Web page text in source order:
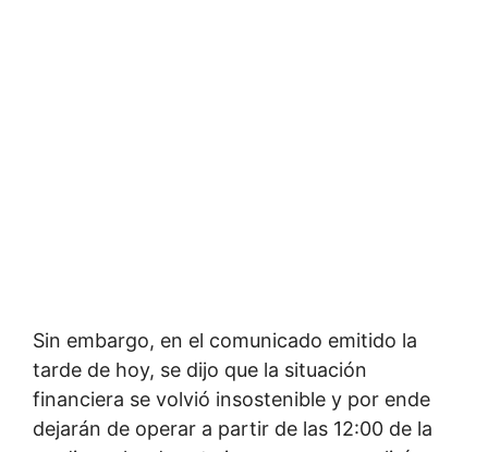
Sin embargo, en el comunicado emitido la
tarde de hoy, se dijo que la situación
financiera se volvió insostenible y por ende
dejarán de operar a partir de las 12:00 de la